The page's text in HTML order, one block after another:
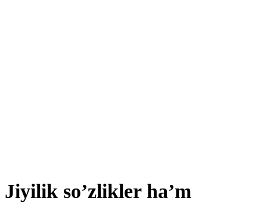
Jiyilik so’zlikler ha’m